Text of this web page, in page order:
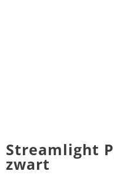
Streamlight
zwart